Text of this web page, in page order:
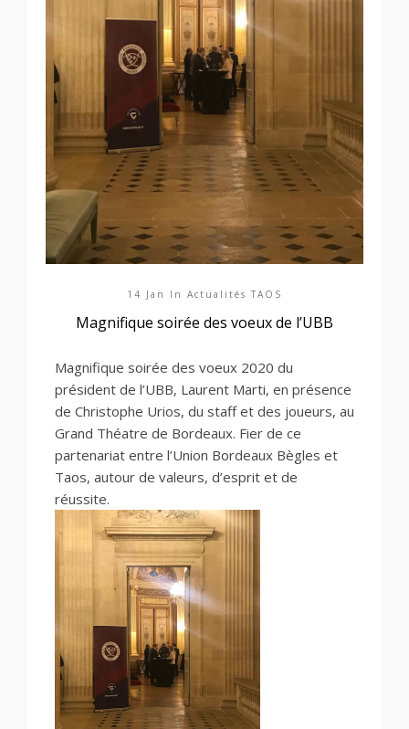
14 Jan In Actualités TAOS
Magnifique soirée des voeux de l’UBB
Magnifique soirée des voeux 2020 du
président de l’UBB, Laurent Marti, en présence
de Christophe Urios, du staff et des joueurs, au
Grand Théatre de Bordeaux. Fier de ce
partenariat entre l’Union Bordeaux Bègles et
Taos, autour de valeurs, d’esprit et de
réussite.